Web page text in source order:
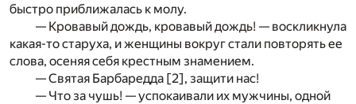
быстро приближалась к молу.
— Кровавый дождь, кровавый дождь! — воскликнула
какая-то старуха, и женщины вокруг стали повторять ее
слова, осеняя себя крестным знамением.
— Святая Барбаредда [2], защити нас!
— Что за чушь! — успокаивали их мужчины, одной